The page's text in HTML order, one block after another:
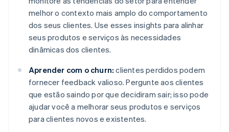
melhor o contexto mais amplo do comportamento
dos seus clientes. Use esses insights para alinhar
seus produtos e serviços às necessidades
dinâmicas dos clientes.
Aprender com o churn: clientes perdidos podem
fornecer feedback valioso. Pergunte aos clientes
que estão saindo por que decidiram sair; isso pode
ajudar você a melhorar seus produtos e serviços
para clientes novos e existentes.